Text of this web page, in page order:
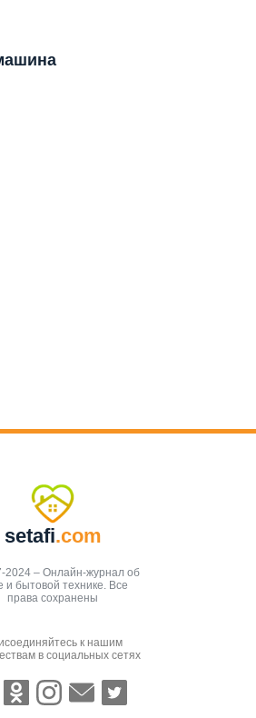
setafi.com
2024 – Онлайн-журнал об
и бытовой технике. Все
права сохранены
к нашим
в социальных сетях